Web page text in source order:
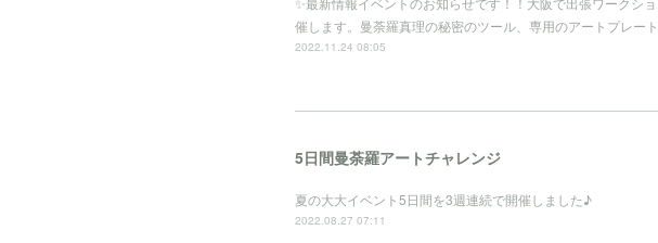
催します。曼荼羅真理の秘密のツール、専用のアートプレ
2022.11.24 08:05
5日間曼荼羅アートチャレンジ
夏の大大イベント5日間を3週連続で開催しました♪
2022.08.27 07:11